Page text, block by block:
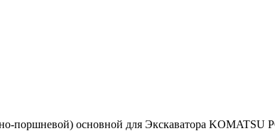
поршневой) основной для Экскаватора KOMATSU